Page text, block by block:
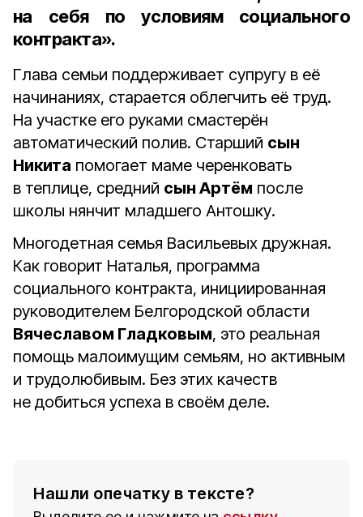
на себя по условиям социального
контракта».
Глава семьи поддерживает супругу в её
начинаниях, старается облегчить её труд.
На участке его руками смастерён
автоматический полив. Старший сын
Никита помогает маме черенковать
в теплице, средний сын Артём после
школы нянчит младшего Антошку.
Многодетная семья Васильевых дружная.
Как говорит Наталья, программа
социального контракта, инициированная
руководителем Белгородской области
Вячеславом Гладковым, это реальная
помощь малоимущим семьям, но активным
и трудолюбивым. Без этих качеств
не добиться успеха в своём деле.
Нашли опечатку в тексте?